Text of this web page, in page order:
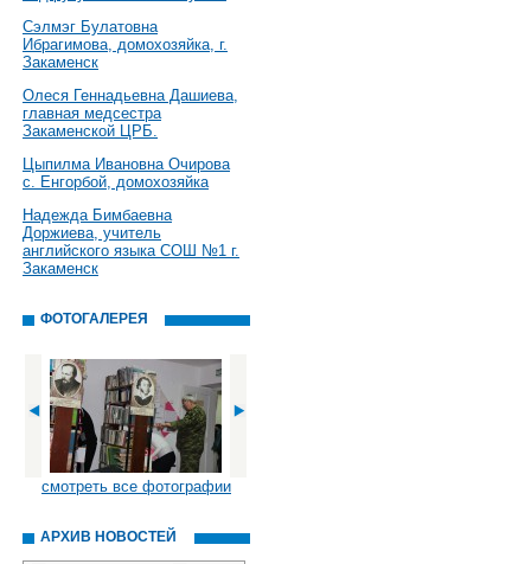
Сэлмэг Булатовна
Ибрагимова, домохозяйка, г.
Закаменск
Олеся Геннадьевна Дашиева,
главная медсестра
Закаменской ЦРБ.
Цыпилма Ивановна Очирова
с. Енгорбой, домохозяйка
Надежда Бимбаевна
Доржиева, учитель
английского языка СОШ №1 г.
Закаменск
ФОТОГАЛЕРЕЯ
смотреть все фотографии
АРХИВ НОВОСТЕЙ